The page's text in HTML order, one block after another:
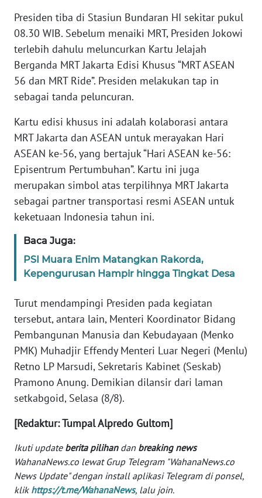
Presiden tiba di Stasiun Bundaran HI sekitar pukul
08.30 WIB. Sebelum menaiki MRT, Presiden Jokowi
terlebih dahulu meluncurkan Kartu Jelajah
Berganda MRT Jakarta Edisi Khusus “MRT ASEAN
56 dan MRT Ride”. Presiden melakukan tap in
sebagai tanda peluncuran.
Kartu edisi khusus ini adalah kolaborasi antara
MRT Jakarta dan ASEAN untuk merayakan Hari
ASEAN ke-56, yang bertajuk “Hari ASEAN ke-56:
Episentrum Pertumbuhan”. Kartu ini juga
merupakan simbol atas terpilihnya MRT Jakarta
sebagai partner transportasi resmi ASEAN untuk
keketuaan Indonesia tahun ini.
Baca Juga:
PSI Muara Enim Matangkan Rakorda,
Kepengurusan Hampir hingga Tingkat Desa
Turut mendampingi Presiden pada kegiatan
tersebut, antara lain, Menteri Koordinator Bidang
Pembangunan Manusia dan Kebudayaan (Menko
PMK) Muhadjir Effendy Menteri Luar Negeri (Menlu)
Retno LP Marsudi, Sekretaris Kabinet (Seskab)
Pramono Anung. Demikian dilansir dari laman
setkabgoid, Selasa (8/8).
[Redaktur: Tumpal Alpredo Gultom]
Ikuti update berita pilihandan breaking news
WahanaNews.co lewat Grup Telegram "WahanaNews.co
News Update" dengan install aplikasi Telegram di ponsel,
klik https://t.me/WahanaNews, lalu join.
DISCLAIMER
Wahana
Regional
SUMUT
WN
JAKARTA
WN
JABAR
WN
BANTEN
NTT
WN
PAPUA
WN
PAPUA
BARAT
WN
RIAU